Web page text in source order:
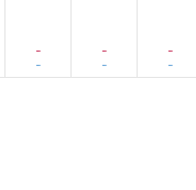
-
-
-
-
-
-